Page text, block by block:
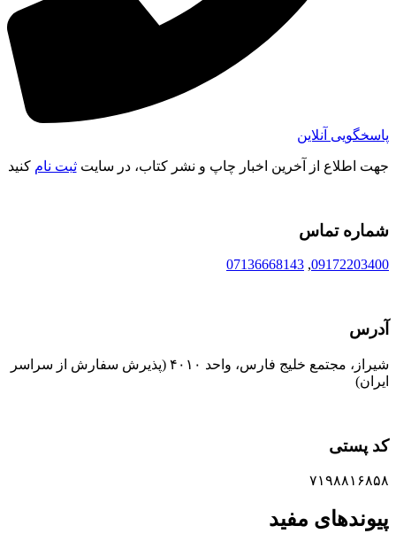
پاسخگویی آنلاین
جهت اطلاع از آخرین اخبار چاپ و نشر کتاب، در سایتثبت نام کنید
شماره تماس
09172203400
,
07136668143
آدرس
شیراز، مجتمع خلیج فارس، واحد ۴۰۱۰ (پذیرش سفارش از سراسر
ایران)
کد پستی
۷۱۹۸۸۱۶۸۵۸
پیوندهای مفید